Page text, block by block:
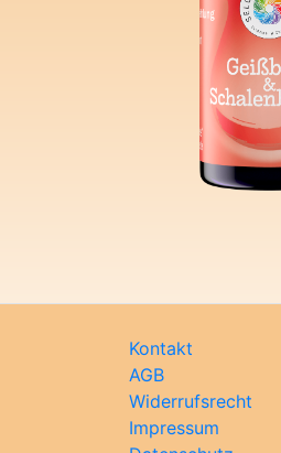
Kontakt
AGB
Widerrufsrecht
Impressum